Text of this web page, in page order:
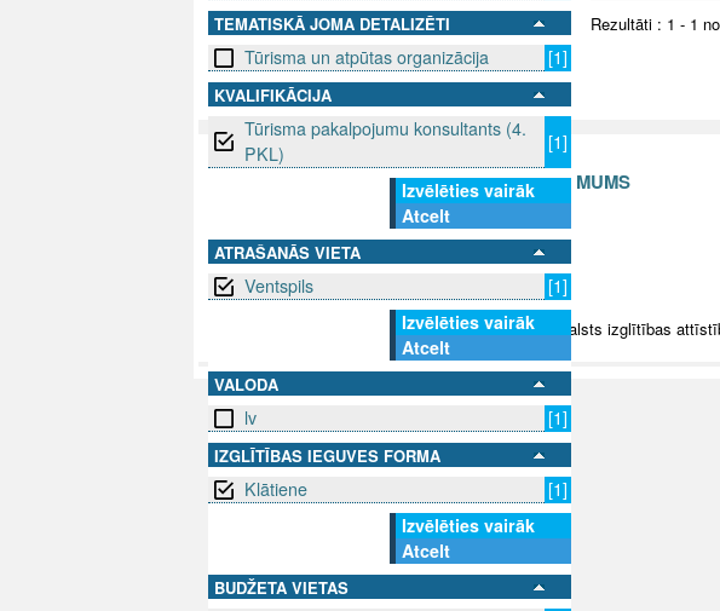
TEMATISKĀ JOMA DETALIZĒTI
Tūrisma un atpūtas organizācija [1]
KVALIFIKĀCIJA
Tūrisma pakalpojumu konsultants (4.
PKL)
[1]
Izvēlēties vairāk
Atcelt
ATRAŠANĀS VIETA
Ventspils
[1]
Izvēlēties vairāk
Atcelt
VALODA
lv [1]
IZGLĪTĪBAS IEGUVES FORMA
Klātiene
[1]
Izvēlēties vairāk
Atcelt
BUDŽETA VIETAS
Rezultāti : 1 - 1
SEKO MUMS SAZINIES AR MUMS
info@niid.lv
© 2025 Valsts izglītības